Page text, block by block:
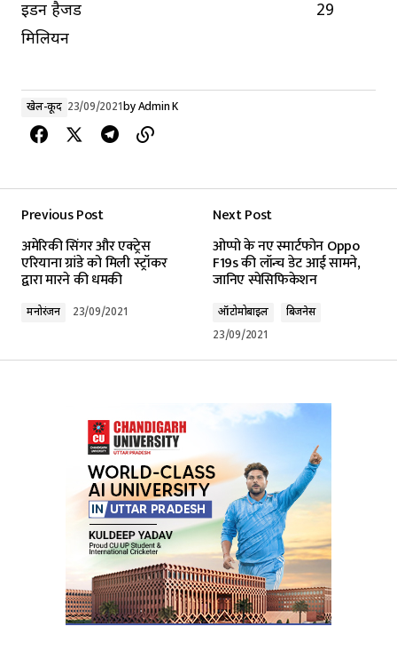
ईडन हैजर्ड 29
मिलियन
खेल-कूद 23/09/2021byAdmin K
Previous Post
अमेरिकी सिंगर और एक्ट्रेस
एरियाना ग्रांडे को मिली स्ट्रॉकर
द्वारा मारने की धमकी
मनोरंजन 23/09/2021
Next Post
ओप्पो के नए स्मार्टफोन Oppo
F19s की लॉन्च डेट आई सामने,
जानिए स्पेसिफिकेशन
ऑटोमोबाइल
बिजनेस
23/09/2021